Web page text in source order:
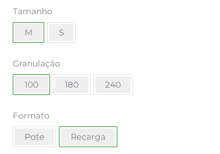
Tamanho
M S
Granulação
100 180 240
Formato
Pote Recarga